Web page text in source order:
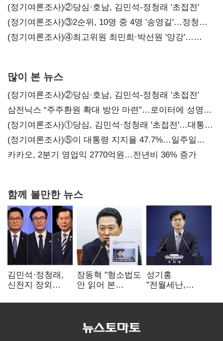
시사
(정기여론조사)②당심·호남, 김민석-정청래 '초접전'
(정기여론조사)③2순위, 10명 중 4명 '송영길'…정청래
'한 자릿수'
(정기여론조사)④최고위원 최민희·박선원 '양강'…
많이 본 뉴스
(정기여론조사)②당심·호남, 김민석-정청래 '초접전'
삼전닉스 “주주환원 확대 방안 마련”…로이터에 성명
보내
(정기여론조사)①당심, 김민석·정청래 '초접전'…대통령
지지도 '50% 아래로'(종합)
(정기여론조사)⑤이 대통령 지지율 47.7%…일주일
만에 다시 40%대
카카오, 2분기 영업익 2770억원…전년비 36% 증가
함께 볼만한 뉴스
김민석·정청래,
신천지 장외
"호남 계몽 규탄"
장동혁 "형소법도
안 읽어 본
속도로 무너질
성기홍
"전월세난,
공급 문제"…닥공